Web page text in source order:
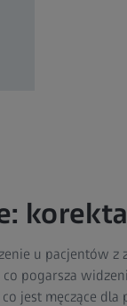
u pacjentów z
pogarsza
jest męczące